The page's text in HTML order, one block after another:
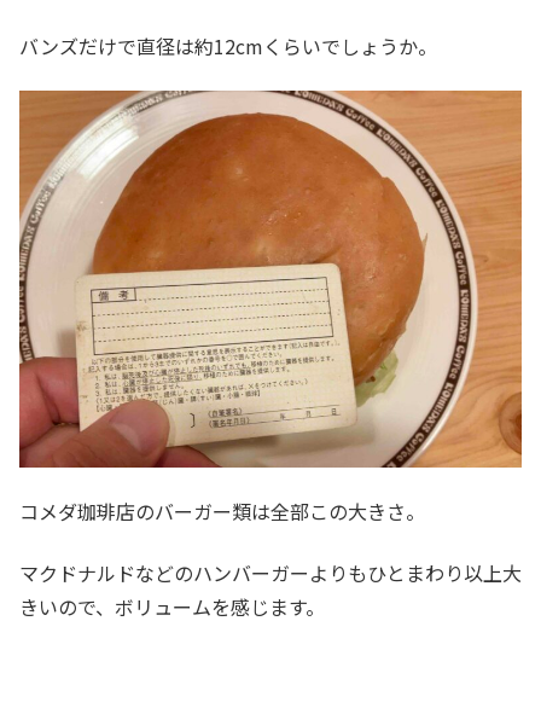
バンズだけで直径は約12cmくらいでしょうか。
コメダ珈琲店のバーガー類は全部この大きさ。
マクドナルドなどのハンバーガーよりもひとまわり以上大
きいので、ボリュームを感じます。